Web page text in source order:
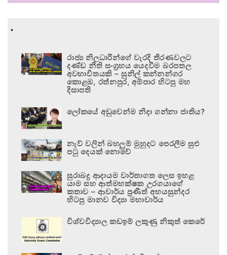
.
රාජ්‍ය නිලධාරීන්ගේ වැරදි තීරණවලට
දණ්ඩ නීති සංග්‍රහය යෙදවීම බරපතල
අවභාවිතයකි – සුනිල් කන්නන්ගර
කොළඹ, රත්නපුර, අම්පාර හිටපු මහ
දිසාපති
ලෝකයේ අඩුවෙන්ම නිදා ගන්නා ජාතිය?
නැව් වලින් බහලුම් මුහුදට පෙරලීම සුළු
පටු දෙයක් නොවේ
සුරාබදු ආදායම වාර්තාගත ලෙස ඉහළ
යාම සහ ආත්මභක්ෂක උරගයාගේ
කතාව – ආචාර්ය ප්‍රණීත් අභයසුන්දර
හිටපු මානව විද්‍යා මහාචාර්ය
විශ්වවිද්‍යාල කඩඉම් ලකුණු නිකුත් කෙරේ